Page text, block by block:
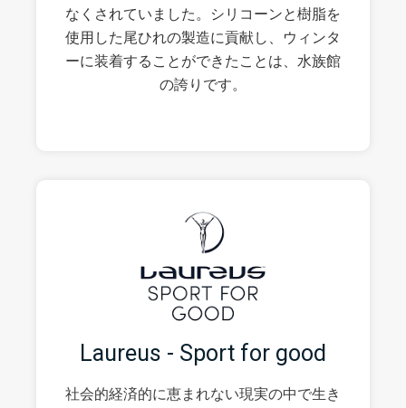
なくされていました。シリコーンと樹脂を
使用した尾ひれの製造に貢献し、ウィンタ
ーに装着することができたことは、水族館
の誇りです。
Laureus - Sport for good
社会的経済的に恵まれない現実の中で生き